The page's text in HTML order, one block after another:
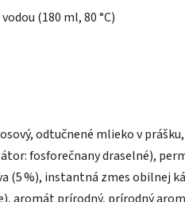
(180 ml, 80 °C)
odtučnené mlieko v prášku,
fosforečnany draselné),
(5 %), instantná zmes obilnej